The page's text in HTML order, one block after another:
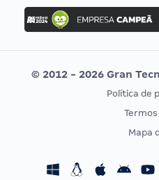
Concurso Ibama
Concurso MPU
Editais publicados
CONCURSOS POR PROFISSÃO
Concursos Fiscais
© 2012 - 2026 Gran
Política de
Mapa